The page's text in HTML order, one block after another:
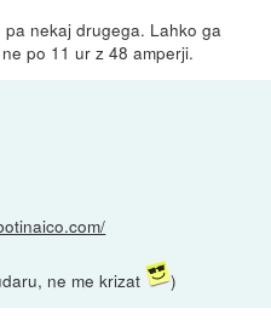
nekaj drugega. Lahko ga
po 11 ur z 48 amperji.
ne me krizat )